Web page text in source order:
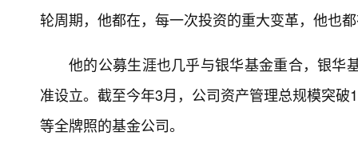
轮周期，他都在，每一次投资的重大变革，他也
他的公募生涯也几乎与银华基金重合，银华
准设立。截至今年3月，公司资产管理总规模突
等全牌照的基金公司。